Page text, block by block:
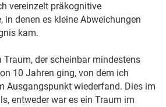
vereinzelt präkognitive
in denen es kleine Abweichungen
kam.
Traum, der scheinbar mindestens
10 Jahren ging, von dem ich
Ausgangspunkt wiederfand. Dies im
entweder war es ein Traum im